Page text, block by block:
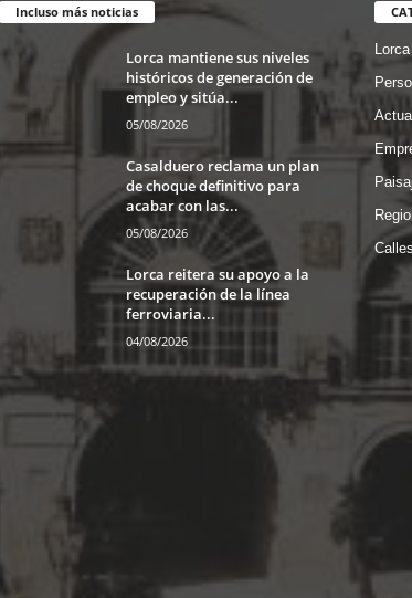
Incluso más noticias
Lorca mantiene sus niveles
históricos de generación de
empleo y sitúa...
05/08/2026
Casalduero reclama un plan
de choque definitivo para
acabar con las...
05/08/2026
Lorca reitera su apoyo a la
recuperación de la línea
ferroviaria...
04/08/2026
Lorca